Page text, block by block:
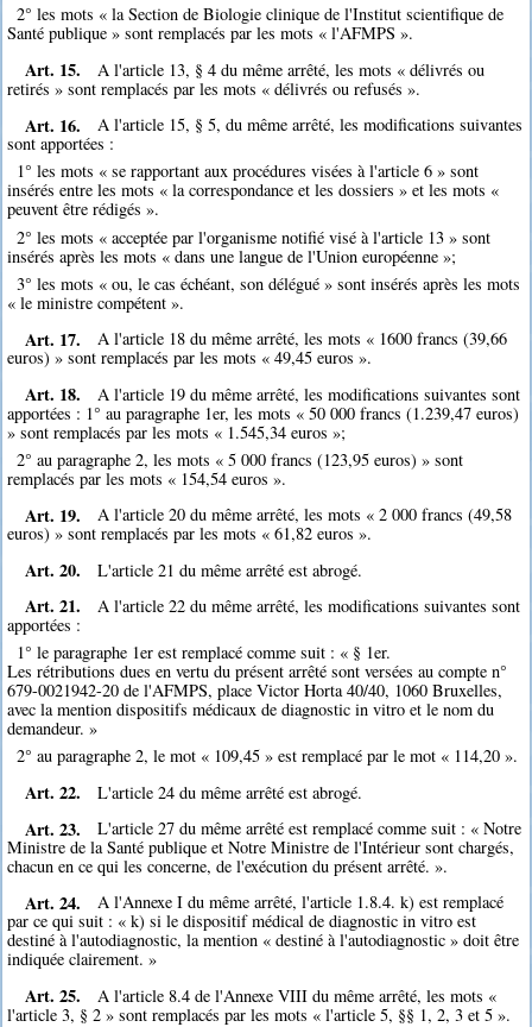
2° les mots « la Section de Biologie clinique de l'Institut scientifique de
Santé publique » sont remplacés par les mots « l'AFMPS ».
Art. 15.
A l'article 13, § 4 du même arrêté, les mots « délivrés ou
retirés » sont remplacés par les mots « délivrés ou refusés ».
Art. 16.
A l'article 15, § 5, du même arrêté, les modifications suivantes
sont apportées :
1° les mots « se rapportant aux procédures visées à l'article 6 » sont
insérés entre les mots « la correspondance et les dossiers » et les mots «
peuvent être rédigés ».
2° les mots « acceptée par l'organisme notifié visé à l'article 13 » sont
insérés après les mots « dans une langue de l'Union européenne »;
3° les mots « ou, le cas échéant, son délégué » sont insérés après les mots
« le ministre compétent ».
Art. 17.
A l'article 18 du même arrêté, les mots « 1600 francs (39,66
euros) » sont remplacés par les mots « 49,45 euros ».
Art. 18.
A l'article 19 du même arrêté, les modifications suivantes sont
apportées : 1° au paragraphe 1er, les mots « 50 000 francs (1.239,47 euros)
» sont remplacés par les mots « 1.545,34 euros »;
2° au paragraphe 2, les mots « 5 000 francs (123,95 euros) » sont
remplacés par les mots « 154,54 euros ».
Art. 19.
A l'article 20 du même arrêté, les mots « 2 000 francs (49,58
euros) » sont remplacés par les mots « 61,82 euros ».
Art. 20. L'article 21 du même arrêté est abrogé.
Art. 21.
A l'article 22 du même arrêté, les modifications suivantes sont
apportées :
1° le paragraphe 1er est remplacé comme suit : « § 1er.
Les rétributions dues en vertu du présent arrêté sont versées au compte n°
679-0021942-20 de l'AFMPS, place Victor Horta 40/40, 1060 Bruxelles,
avec la mention dispositifs médicaux de diagnostic in vitro et le nom du
demandeur. »
2° au paragraphe 2, le mot « 109,45 » est remplacé par le mot « 114,20 ».
Art. 22. L'article 24 du même arrêté est abrogé.
Art. 23.
L'article 27 du même arrêté est remplacé comme suit : « Notre
Ministre de la Santé publique et Notre Ministre de l'Intérieur sont chargés,
chacun en ce qui les concerne, de l'exécution du présent arrêté. ».
Art. 24.
A l'Annexe I du même arrêté, l'article 1.8.4. k) est remplacé
par ce qui suit : « k) si le dispositif médical de diagnostic in vitro est
destiné à l'autodiagnostic, la mention « destiné à l'autodiagnostic » doit être
indiquée clairement. »
Art. 25.
A l'article 8.4 de l'Annexe VIII du même arrêté, les mots «
l'article 3, § 2 » sont remplacés par les mots « l'article 5, §§ 1, 2, 3 et 5 ».